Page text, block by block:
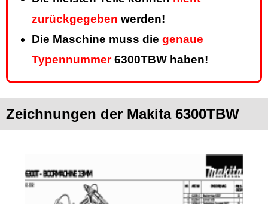
zurückgegeben werden!
Die Maschine muss die genaue
Typennummer6300TBW haben!
Zeichnungen der Makita 6300TBW